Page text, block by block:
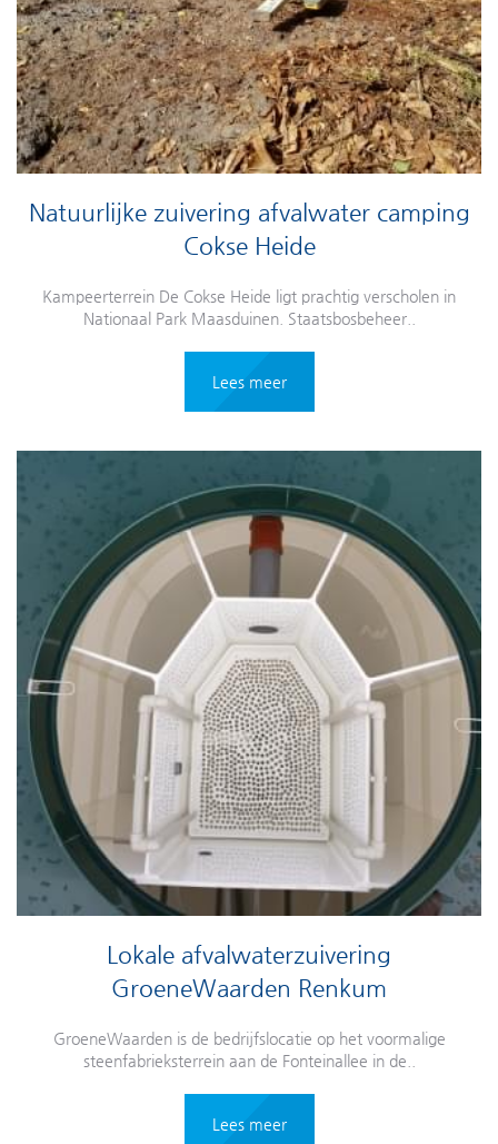
Natuurlijke zuivering afvalwater camping
Cokse Heide
Kampeerterrein De Cokse Heide ligt prachtig verscholen in
Nationaal Park Maasduinen. Staatsbosbeheer..
Lees meer
Lokale afvalwaterzuivering
GroeneWaarden Renkum
GroeneWaarden is de bedrijfslocatie op het voormalige
steenfabrieksterrein aan de Fonteinallee in de..
Lees meer